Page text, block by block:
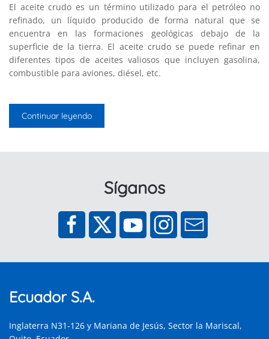
El aceite crudo es un término utilizado para el petróleo no
refinado, un líquido producido de forma natural que se
encuentra en las formaciones geológicas debajo de la
superficie de la tierra. El aceite crudo se puede refinar en
diferentes tipos de aceites valiosos que incluyen gasolina,
combustible para aviones, diésel, etc.
Continuar leyendo
Síganos
Ecuador S.A.
Inglaterra N31-126 y Mariana de Jesús, Sector la Mariscal,